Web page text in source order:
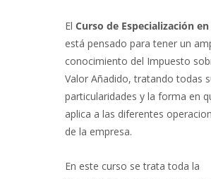
El Curso de Especialización
está pensado para tener un
conocimiento del Impuesto
Valor Añadido, tratando todas
particularidades y la forma en
aplica a las diferentes
de la empresa.
En este curso se trata toda la